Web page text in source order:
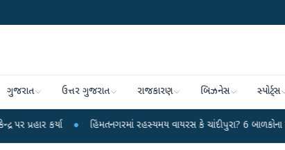
ગુજરાત ઉત્તર ગુજરાત રાજકારણ બિઝનેસ સ્પોર્ટ્સ
● હિંમતનગરમાં રહસ્યમય વાયરસ કે ચાંદીપુરા? 6 બાળકોના મોતથી ફફડાટ